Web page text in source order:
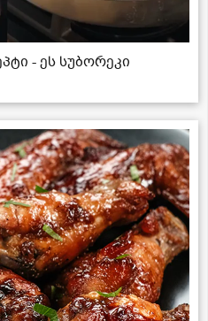
- ეს სუბორეკი